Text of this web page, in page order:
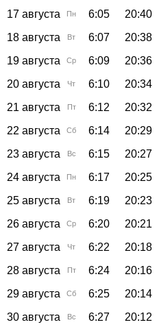
17 августа
Пн 6:05 20:40
18 августа
Вт 6:07 20:38
19 августа
Ср 6:09 20:36
20 августа
Чт 6:10 20:34
21 августа
Пт 6:12 20:32
22 августа
Сб 6:14 20:29
23 августа
Вс 6:15 20:27
24 августа
Пн 6:17 20:25
25 августа
Вт 6:19 20:23
26 августа
Ср 6:20 20:21
27 августа
Чт 6:22 20:18
28 августа
Пт 6:24 20:16
29 августа
Сб 6:25 20:14
30 августа
Вс 6:27 20:12